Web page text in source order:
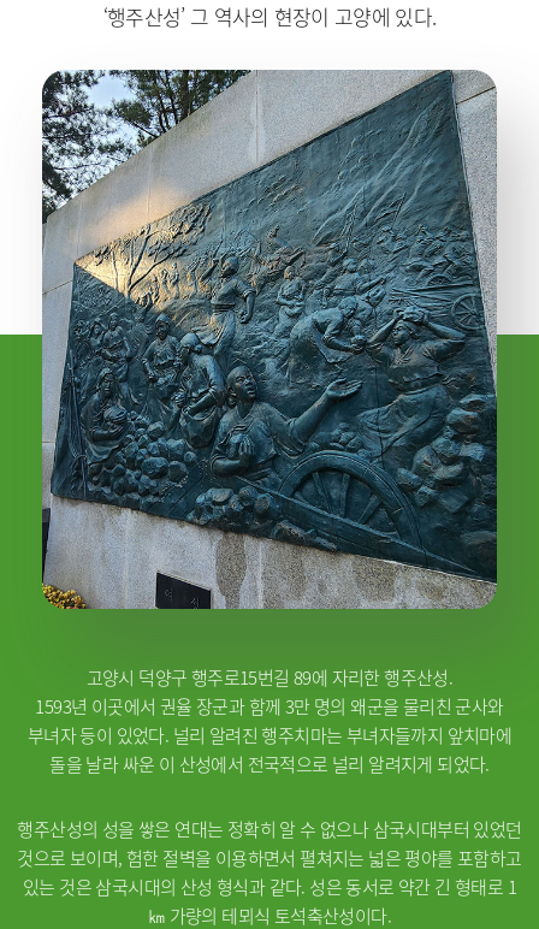
‘행주산성’ 그 역사의 현장이 고양에 있다.
고양시 덕양구 행주로15번길 89에 자리한 행주산성.
1593년 이곳에서 권율 장군과 함께 3만 명의 왜군을 물리친 군사와
부녀자 등이 있었다. 널리 알려진 행주치마는 부녀자들까지 앞치마에
돌을 날라 싸운 이 산성에서 전국적으로 널리 알려지게 되었다.
행주산성의 성을 쌓은 연대는 정확히 알 수 없으나 삼국시대부터 있었던
것으로 보이며, 험한 절벽을 이용하면서 펼쳐지는 넓은 평야를 포함하고
있는 것은 삼국시대의 산성 형식과 같다. 성은 동서로 약간 긴 형태로 1
㎞ 가량의 테뫼식 토석축산성이다.